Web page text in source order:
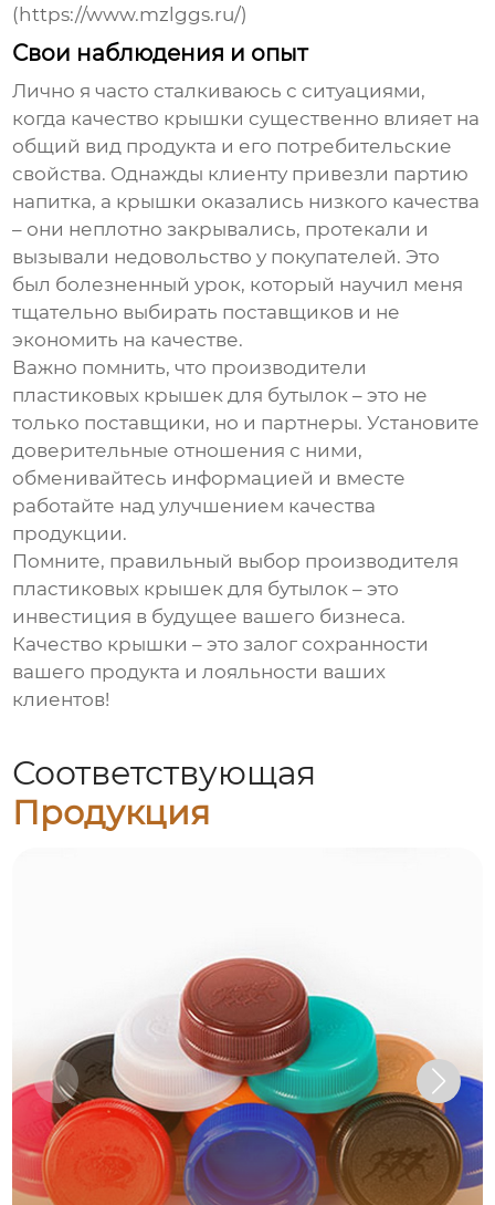
(https://www.mzlggs.ru/)
Свои наблюдения и опыт
Лично я часто сталкиваюсь с ситуациями,
когда качество крышки существенно влияет на
общий вид продукта и его потребительские
свойства. Однажды клиенту привезли партию
напитка, а крышки оказались низкого качества
– они неплотно закрывались, протекали и
вызывали недовольство у покупателей. Это
был болезненный урок, который научил меня
тщательно выбирать поставщиков и не
экономить на качестве.
Важно помнить, что производители
пластиковых крышек для бутылок – это не
только поставщики, но и партнеры. Установите
доверительные отношения с ними,
обменивайтесь информацией и вместе
работайте над улучшением качества
продукции.
Помните, правильный выбор производителя
пластиковых крышек для бутылок – это
инвестиция в будущее вашего бизнеса.
Качество крышки – это залог сохранности
вашего продукта и лояльности ваших
клиентов!
Соответствующая
Продукция